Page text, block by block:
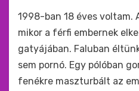
by monkey
1998-ban 18 éves voltam.
mikor a férfi embernek
gatyájában. Faluban
sem pornó. Egy pólóban
fenékre maszturbált az